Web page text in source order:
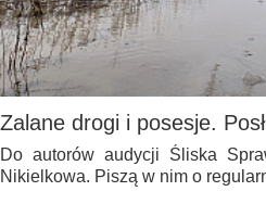
Zalane drogi i posesje.
Do autorów audycji Śliska
Nikielkowa. Piszą w nim o